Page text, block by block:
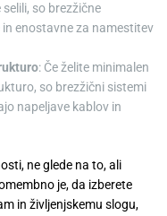
so brezžične
enostavne za namestitev
: Če želite minimalen
so brezžični sistemi
napeljave kablov in
ne glede na to, ali
je, da izberete
in življenjskemu slogu,